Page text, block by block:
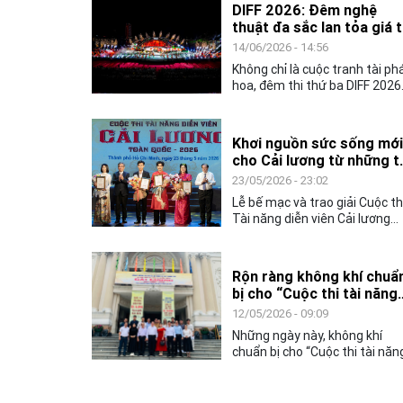
DIFF 2026: Đêm nghệ
thuật đa sắc lan tỏa giá
văn hóa toàn cầu
14/06/2026 - 14:56
Không chỉ là cuộc tranh tài
hoa, đêm thi thứ ba DIFF 2026
trò của văn hóa như nhịp cầu
kết nối cộng đồng và các quốc
gia.
Khơi nguồn sức sống mới
cho Cải lương từ những
năng trẻ
23/05/2026 - 23:02
Lễ bế mạc và trao giải Cuộc
Tài năng diễn viên Cải lương
nổi của các nghệ sĩ trẻ, mà còn
mở ra nhiều kỳ vọng về hành
trình tiếp nối, gìn giữ và làm
nghệ thuật Cải lương trong đời
sống đương đại.
Rộn ràng không khí
bị cho “Cuộc thi tài năng
diễn viên Cải lương toàn
quốc - 2026”
12/05/2026 - 09:09
Những ngày này, không khí
chuẩn bị cho “Cuộc thi tài